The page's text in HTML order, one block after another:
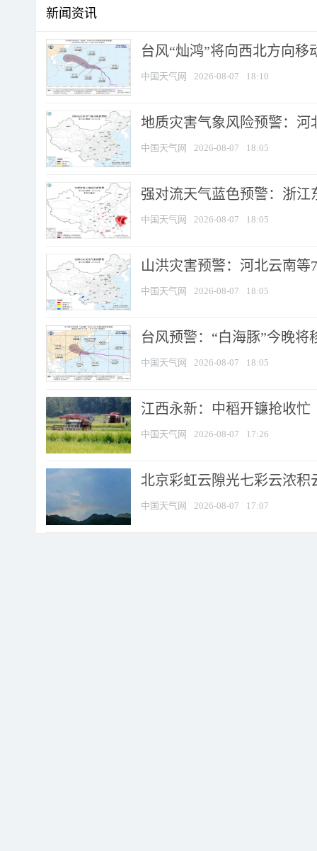
新闻资讯
台风“灿鸿”将向西北方向移
中国天气网 2026-08-07 18:10
地质灾害气象风险预警：河
中国天气网 2026-08-07 18:05
强对流天气蓝色预警：浙江
中国天气网 2026-08-07 18:05
山洪灾害预警：河北云南
中国天气网 2026-08-07 18:05
台风预警：“白海豚”今晚将
中国天气网 2026-08-07 18:05
江西永新：中稻开镰抢收忙
中国天气网 2026-08-07 17:26
北京彩虹云隙光七彩云浓积
中国天气网 2026-08-07 17:07